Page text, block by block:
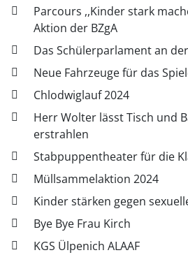
Parcours ,,Kinder stark
Aktion der BZgA
Das Schülerparlament an
Neue Fahrzeuge für das
Chlodwiglauf 2024
Herr Wolter lässt Tisch und
erstrahlen
Stabpuppentheater für die
Müllsammelaktion 2024
Kinder stärken gegen
Bye Bye Frau Kirch
KGS Ülpenich ALAAF